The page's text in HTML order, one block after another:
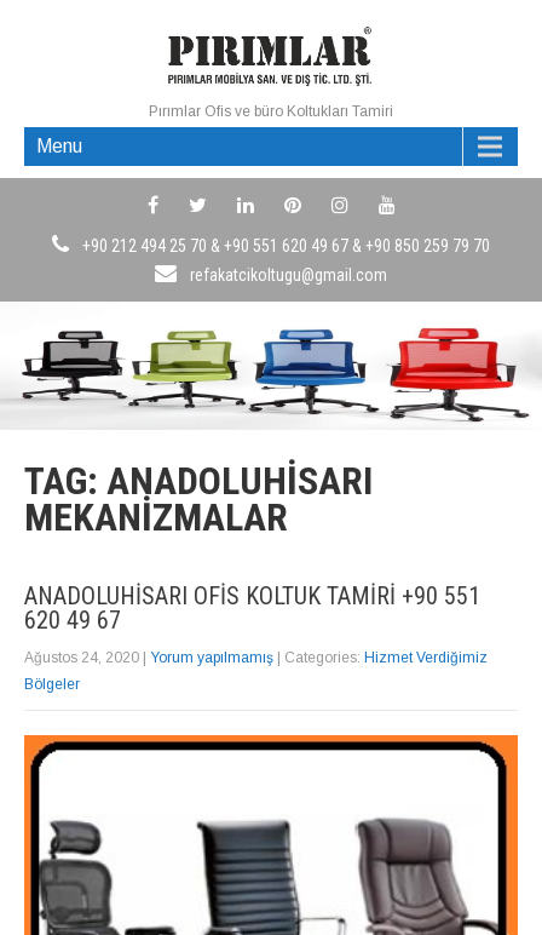
Pırımlar Ofis ve büro Koltukları Tamiri
Menu
+90 212 494 25 70 & +90 551 620 49 67 & +90 850 259 79 70
refakatcikoltugu@gmail.com
TAG: ANADOLUHISARI
MEKANIZMALAR
ANADOLUHISARI OFIS KOLTUK TAMIRI +90 551
620 49 67
Ağustos 24, 2020 | Yorum yapılmamış | Categories: Hizmet Verdiğimiz
Bölgeler